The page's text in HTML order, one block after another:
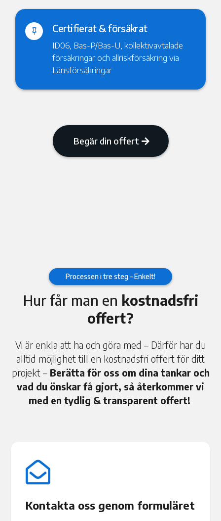
 Certifierat & försäkrat
ID06, Bas-P/Bas-U, kollektivavtalade
försäkringar och allriskförsäkring via
Länsförsäkringar
Begär din offert
Processen i tre steg – Enkelt!
Hur får man en kostnadsfri
offert?
Vi är enkla att ha och göra med – Därför har du
alltid möjlighet till en kostnadsfri offert för ditt
projekt – Berätta för oss om dina tankar och
vad du önskar få gjort, så återkommer vi
med en tydlig & transparent offert!

Kontakta oss genom formuläret